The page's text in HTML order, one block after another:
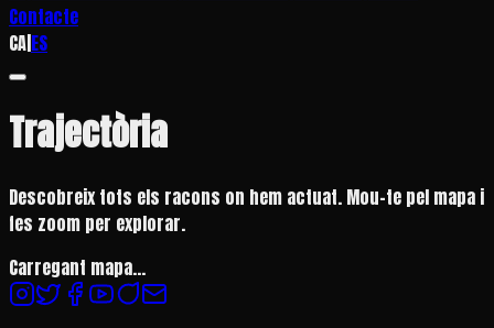
Contacte
CA|ES
Trajectòria
Descobreix tots els racons on hem actuat. Mou-te pel mapa i
fes zoom per explorar.
Carregant mapa...